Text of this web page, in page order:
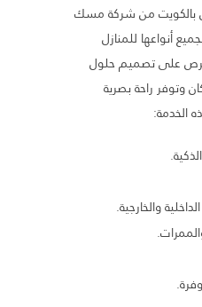
بالكويت من شركة مسك
أنواعها للمنازل
على تصميم حلول
وتوفر راحة بصرية
الخدمة:
والخارجية.